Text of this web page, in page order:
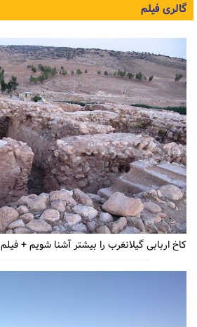
گالری فیلم
کاخ اربابی گیلانغرب را بیشتر آشنا شویم + فیلم